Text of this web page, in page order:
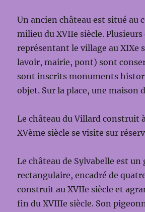
Un ancien château est situé au
milieu du XVIIe siècle.
représentant le village au XIXe
lavoir, mairie, pont) sont
sont inscrits monuments
objet. Sur la place, une maison
Le château du Villard construit
XVème siècle se visite sur
Le château de Sylvabelle est
rectangulaire, encadré de
construit au XVIIe siècle et
fin du XVIIIe siècle. Son